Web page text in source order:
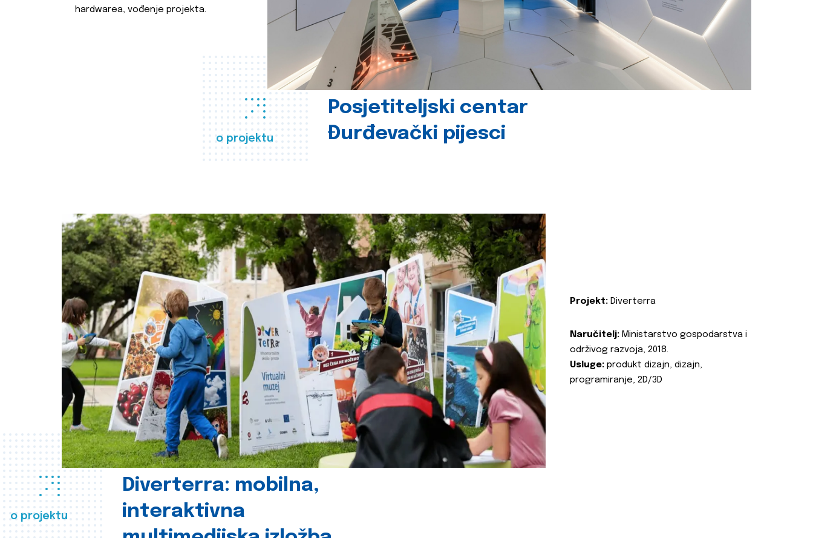
o projektu
Posjetiteljski centar
Đurđevački pijesci
hardwarea, vođenje projekta.
o projektu
Diverterra: mobilna,
interaktivna
Projekt: Diverterra
Naručitelj: Ministarstvo gospodarstva i
održivog razvoja, 2018.
Usluge: produkt dizajn, dizajn,
programiranje, 2D/3D